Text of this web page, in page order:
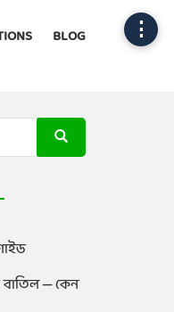
BLOG
বাতিল — কেন
⋮